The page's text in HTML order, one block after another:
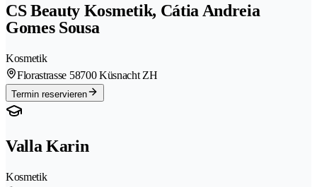
CS Beauty Kosmetik, Cátia Andreia
Gomes Sousa
Kosmetik
Florastrasse 58700 Küsnacht ZH
Termin reservieren
Valla Karin
Kosmetik